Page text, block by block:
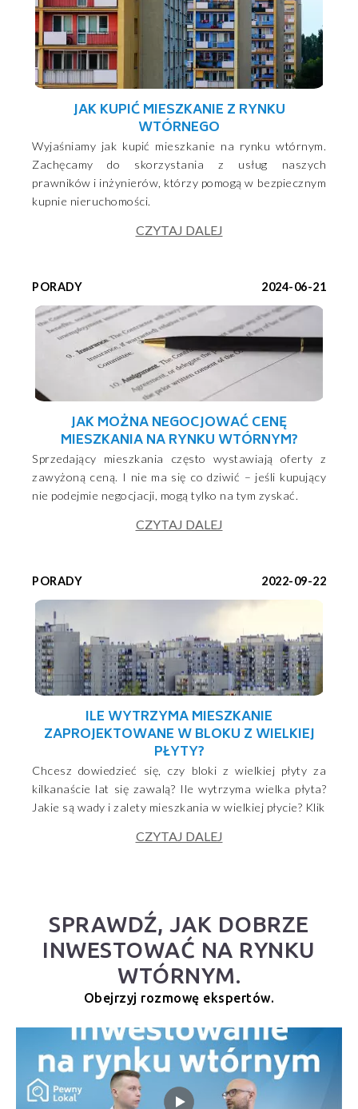
JAK KUPIĆ MIESZKANIE Z RYNKU
WTÓRNEGO
Wyjaśniamy jak kupić mieszkanie na rynku wtórnym.
Zachęcamy do skorzystania z usług naszych
prawników i inżynierów, którzy pomogą w bezpiecznym
kupnie nieruchomości.
CZYTAJ DALEJ
PORADY 2024-06-21
JAK MOŻNA NEGOCJOWAĆ CENĘ
MIESZKANIA NA RYNKU WTÓRNYM?
Sprzedający mieszkania często wystawiają oferty z
zawyżoną ceną. I nie ma się co dziwić – jeśli kupujący
nie podejmie negocjacji, mogą tylko na tym zyskać.
CZYTAJ DALEJ
PORADY 2022-09-22
ILE WYTRZYMA MIESZKANIE
ZAPROJEKTOWANE W BLOKU Z WIELKIEJ
PŁYTY?
Chcesz dowiedzieć się, czy bloki z wielkiej płyty za
kilkanaście lat się zawalą? Ile wytrzyma wielka płyta?
Jakie są wady i zalety mieszkania w wielkiej płycie? Klik
CZYTAJ DALEJ
SPRAWDŹ, JAK DOBRZE
INWESTOWAĆ NA RYNKU
WTÓRNYM.
Obejrzyj rozmowę ekspertów.